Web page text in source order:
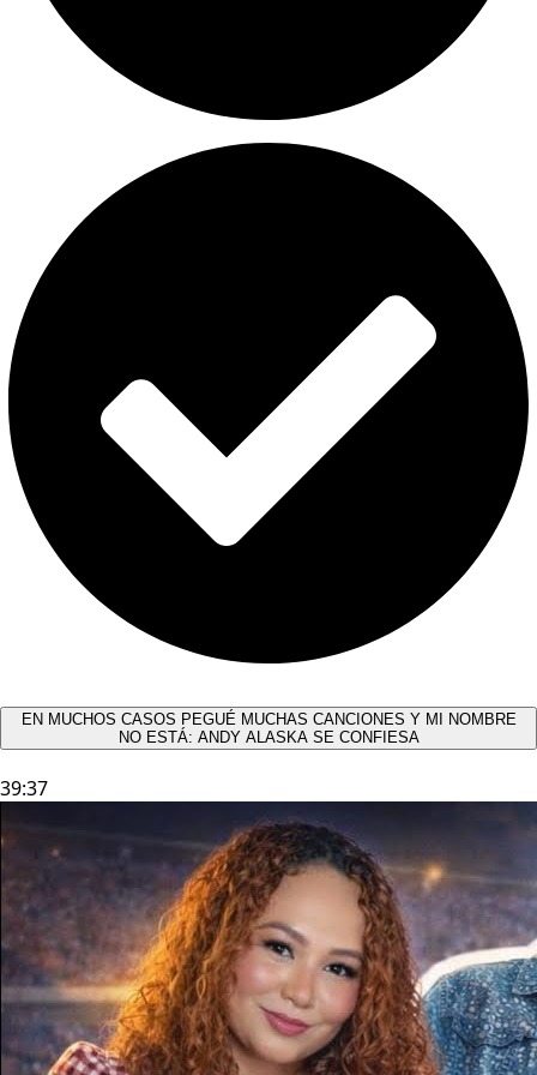
EN MUCHOS CASOS PEGUÉ MUCHAS CANCIONES Y MI NOMBRE
NO ESTÁ: ANDY ALASKA SE CONFIESA​
39:37